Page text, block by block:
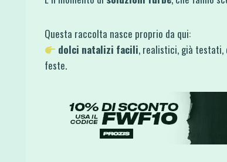
Questa raccolta nasce proprio da qui:
dolci natalizi facili, realistici, già testati,
feste.